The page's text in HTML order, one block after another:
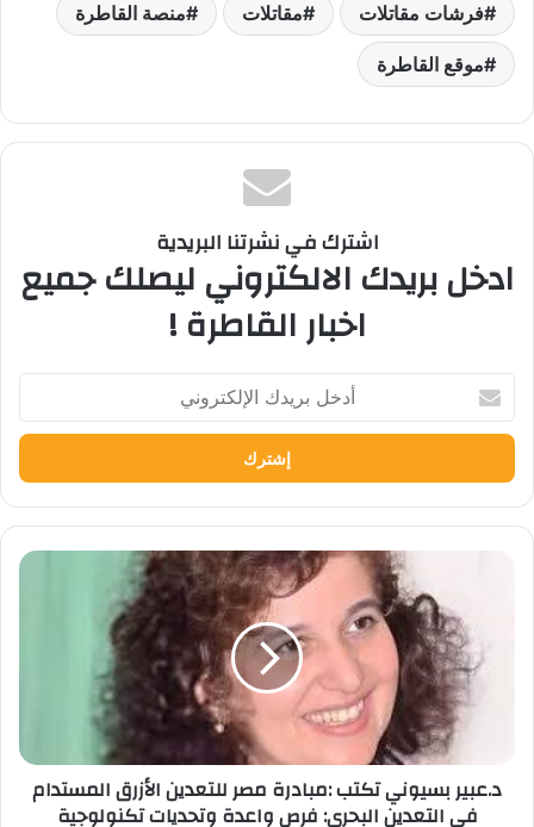
فرشات مقاتلات مقاتلات منصة القاطرة
موقع القاطرة
اشترك في نشرتنا البريدية
ادخل بريدك الالكتروني ليصلك جميع
اخبار القاطرة !
بريدك
الإلكتروني
:مبادرة
المستدام
التعدين
البحري:
د.عبير بسيوني تكتب :مبادرة مصر للتعدين الأزرق المستدام
في التعدين البحري: فرص واعدة وتحديات تكنولوجية